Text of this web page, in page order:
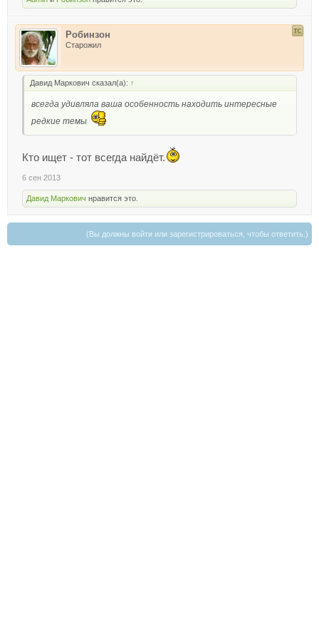
Робинзон
Старожил
Давид Маркович сказал(а): ↑
всегда удивляла ваша особенность находить интересные
редкие темы
Кто ищет - тот всегда найдёт.
6 сен 2013
Давид Маркович нравится это.
(Вы должны войти или зарегистрироваться, чтобы ответить.)